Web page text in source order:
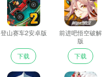
登山赛车2安卓版
下载
前进吧悟空破解
版
下载